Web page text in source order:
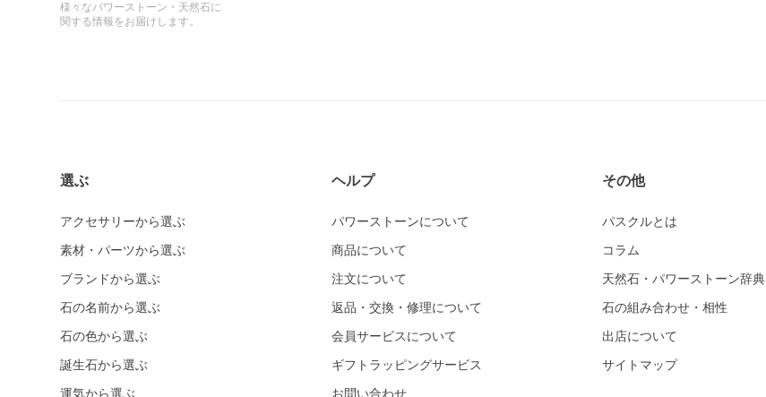
様々なパワーストーン・天然石に
関する情報をお届けします。
選ぶ
アクセサリーから選ぶ
素材・パーツから選ぶ
ブランドから選ぶ
石の名前から選ぶ
石の色から選ぶ
誕生石から選ぶ
運気から選ぶ
ヘルプ
パワーストーンについて
商品について
注文について
返品・交換・修理について
会員サービスについて
ギフトラッピングサービス
お問い合わせ
その他
パスクルとは
コラム
天然石・パワーストーン辞典
石の組み合わせ・相性
出店について
サイトマップ